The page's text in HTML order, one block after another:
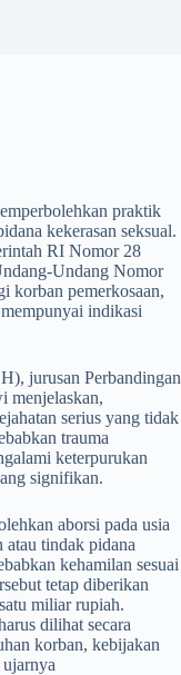
praktik
kekerasan seksual.
RI Nomor 28
Undang Nomor
korban pemerkosaan,
indikasi
jurusan Perbandingan
menjelaskan,
serius yang tidak
trauma
keterpurukan
signifikan.
aborsi pada usia
atau tindak pidana
kehamilan sesuai
tetap diberikan
miliar rupiah.
dilihat secara
korban, kebijakan